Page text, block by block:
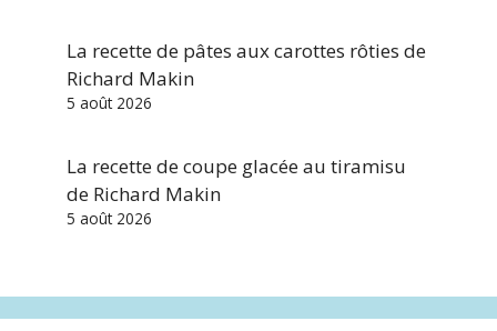
La recette de pâtes aux carottes rôties de
Richard Makin
5 août 2026
La recette de coupe glacée au tiramisu
de Richard Makin
5 août 2026